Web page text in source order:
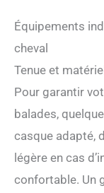
Équipements
cheval
Tenue et
Pour garantir
balades,
casque adapté,
légère en cas
confortable. Un